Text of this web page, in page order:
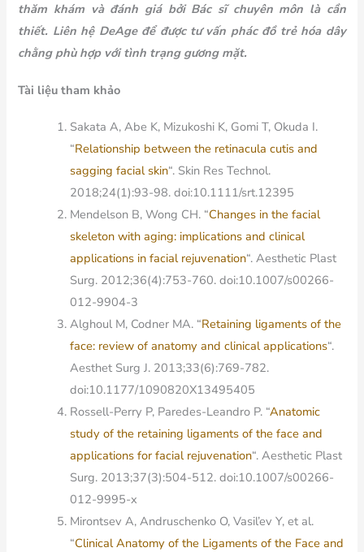
thăm khám và đánh giá bởi Bác sĩ chuyên môn là cần
thiết. Liên hệ DeAge để được tư vấn phác đồ trẻ hóa dây
chằng phù hợp với tình trạng gương mặt.
Tài liệu tham khảo
Sakata A, Abe K, Mizukoshi K, Gomi T, Okuda I.
“Relationship between the retinacula cutis and
sagging facial skin“. Skin Res Technol.
2018;24(1):93-98. doi:10.1111/srt.12395
Mendelson B, Wong CH. “Changes in the facial
skeleton with aging: implications and clinical
applications in facial rejuvenation“. Aesthetic Plast
Surg. 2012;36(4):753-760. doi:10.1007/s00266-
012-9904-3
Alghoul M, Codner MA. “Retaining ligaments of the
face: review of anatomy and clinical applications“.
Aesthet Surg J. 2013;33(6):769-782.
doi:10.1177/1090820X13495405
Rossell-Perry P, Paredes-Leandro P. “Anatomic
study of the retaining ligaments of the face and
applications for facial rejuvenation“. Aesthetic Plast
Surg. 2013;37(3):504-512. doi:10.1007/s00266-
012-9995-x
Mirontsev A, Andruschenko O, Vasil’ev Y, et al.
“Clinical Anatomy of the Ligaments of the Face and